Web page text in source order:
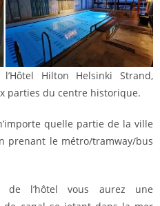
Hilton Helsinki Strand,
parties du centre historique.
quelle partie de la ville
prenant le métro/tramway/bus
de l’hôtel vous aurez une